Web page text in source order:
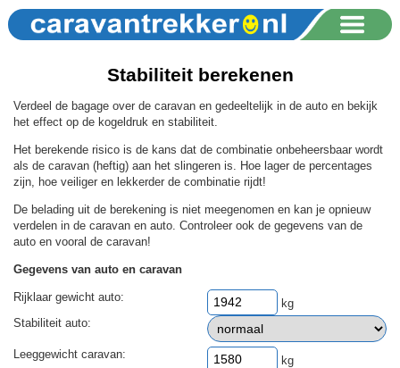
Stabiliteit berekenen
Verdeel de bagage over de caravan en gedeeltelijk in de auto en bekijk
het effect op de kogeldruk en stabiliteit.
Het berekende risico is de kans dat de combinatie onbeheersbaar wordt
als de caravan (heftig) aan het slingeren is. Hoe lager de percentages
zijn, hoe veiliger en lekkerder de combinatie rijdt!
De belading uit de berekening is niet meegenomen en kan je opnieuw
verdelen in de caravan en auto. Controleer ook de gegevens van de
auto en vooral de caravan!
Gegevens van auto en caravan
Rijklaar gewicht auto:
kg
Stabiliteit auto:
Leeggewicht caravan:
kg